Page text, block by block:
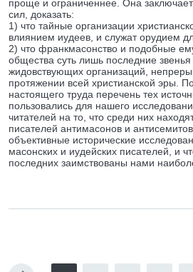
проще и ограниченнее. Она
сил, доказать:
1) что тайные организации
влиянием иудеев, и служат орудием
2) что франкмасонство и подобные
общества суть лишь последние
жидовствующих организаций,
протяжении всей христианской эры.
настоящего труда перечень тех
пользовались для нашего
читателей на то, что среди них
писателей антимасонов и
объективные исторические
масонских и иудейских писателей, и
последних заимствованы нами